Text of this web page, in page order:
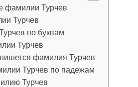
фамилии Турчев
Турчев
по буквам
Турчев
фамилия Турчев
Турчев по падежам
Турчев